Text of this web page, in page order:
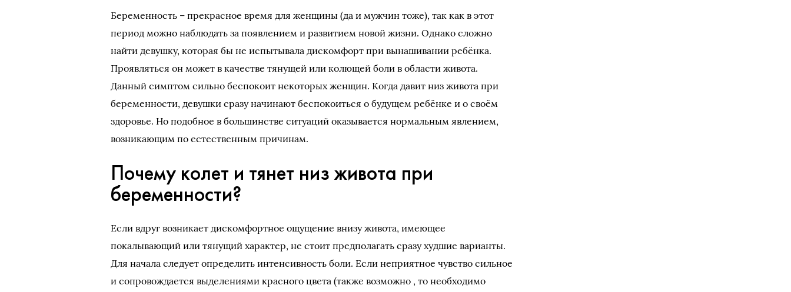
Беременность – прекрасное время для женщины (да и мужчин тоже), так как в этот
период можно наблюдать за появлением и развитием новой жизни. Однако сложно
найти девушку, которая бы не испытывала дискомфорт при вынашивании ребёнка.
Проявляться он может в качестве тянущей или колющей боли в области живота.
Данный симптом сильно беспокоит некоторых женщин. Когда давит низ живота при
беременности, девушки сразу начинают беспокоиться о будущем ребёнке и о своём
здоровье. Но подобное в большинстве ситуаций оказывается нормальным явлением,
возникающим по естественным причинам.
Почему колет и тянет низ живота при
беременности?
Если вдруг возникает дискомфортное ощущение внизу живота, имеющее
покалывающий или тянущий характер, не стоит предполагать сразу худшие варианты.
Для начала следует определить интенсивность боли. Если неприятное чувство сильное
и сопровождается выделениями красного цвета (также возможно , то необходимо